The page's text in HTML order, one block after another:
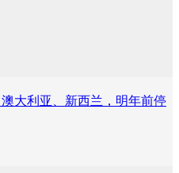
大利亚、新西兰，明年前停